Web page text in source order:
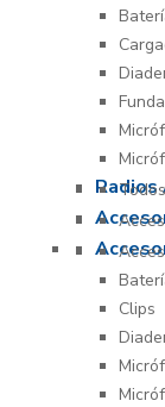
Todos
Clips